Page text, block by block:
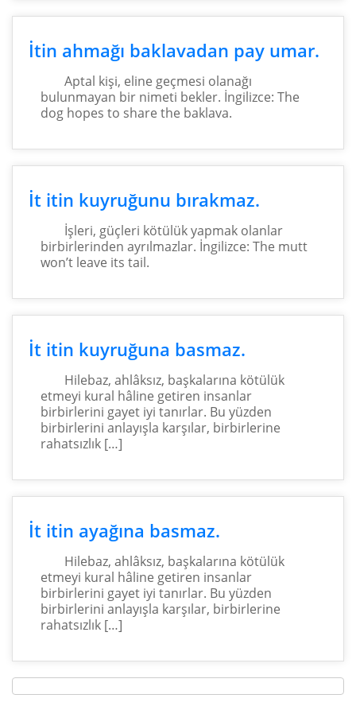
İtin ahmağı baklavadan pay umar.
Aptal kişi, eline geçmesi olanağı
bulunmayan bir nimeti bekler. İngilizce: The
dog hopes to share the baklava.
İt itin kuyruğunu bırakmaz.
İşleri, güçleri kötülük yapmak olanlar
birbirlerinden ayrılmazlar. İngilizce: The mutt
won’t leave its tail.
İt itin kuyruğuna basmaz.
Hilebaz, ahlâksız, başkalarına kötülük
etmeyi kural hâline getiren insanlar
birbirlerini gayet iyi tanırlar. Bu yüzden
birbirlerini anlayışla karşılar, birbirlerine
rahatsızlık […]
İt itin ayağına basmaz.
Hilebaz, ahlâksız, başkalarına kötülük
etmeyi kural hâline getiren insanlar
birbirlerini gayet iyi tanırlar. Bu yüzden
birbirlerini anlayışla karşılar, birbirlerine
rahatsızlık […]